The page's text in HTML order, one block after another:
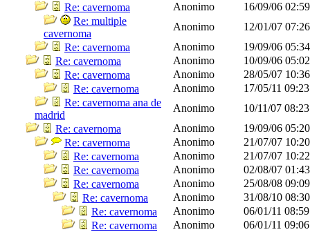
Re: cavernoma
Anonimo 16/09/06
Re: multiple
cavernoma
Anonimo 12/01/07
Re: cavernoma
Anonimo 19/09/06
Re: cavernoma
Anonimo 10/09/06
Re: cavernoma
Anonimo 28/05/07
Re: cavernoma
Anonimo 17/05/11
Re: cavernoma ana de
madrid
Anonimo 10/11/07
Re: cavernoma
Anonimo 19/09/06
Re: cavernoma
Anonimo 21/07/07
Re: cavernoma
Anonimo 21/07/07
Re: cavernoma
Anonimo 02/08/07
Re: cavernoma
Anonimo 25/08/08
Re: cavernoma
Anonimo 31/08/10
Re: cavernoma
Anonimo 06/01/11
Re: cavernoma
Anonimo 06/01/11